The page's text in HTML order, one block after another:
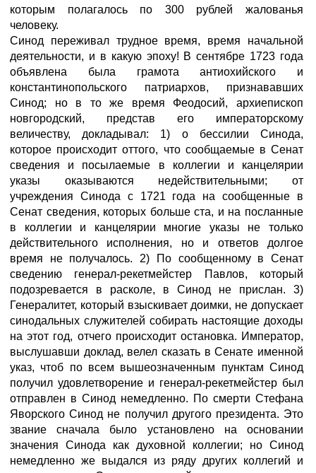
которым полагалось по 300 рублей жалованья
человеку.
Синод переживал трудное время, время начальной
деятельности, и в какую эпоху! В сентябре 1723 года
объявлена была грамота антиохийского и
константинопольского патриархов, признававших
Синод; но в то же время Феодосий, архиепископ
новгородский, представ его императорскому
величеству, докладывал: 1) о бессилии Синода,
которое происходит оттого, что сообщаемые в Сенат
сведения и посылаемые в коллегии и канцелярии
указы оказываются недействительными; от
учреждения Синода с 1721 года на сообщенные в
Сенат сведения, которых больше ста, и на посланные
в коллегии и канцелярии многие указы не только
действительного исполнения, но и ответов долгое
время не получалось. 2) По сообщенному в Сенат
сведению генерал-рекетмейстер Павлов, который
подозревается в расколе, в Синод не прислан. 3)
Генералитет, который взыскивает доимки, не допускает
синодальных служителей собирать настоящие доходы
на этот год, отчего происходит остановка. Император,
выслушавши доклад, велел сказать в Сенате именной
указ, чтоб по всем вышеозначенным пунктам Синод
получил удовлетворение и генерал-рекетмейстер был
отправлен в Синод немедленно. По смерти Стефана
Яворского Синод не получил другого президента. Это
звание сначала было установлено на основании
значения Синода как духовной коллегии; но Синод
немедленно же выдался из ряду других коллегий и